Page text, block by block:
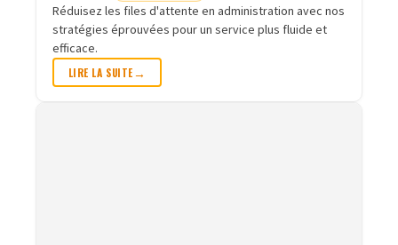
Réduisez les files d'attente en administration avec nos
stratégies éprouvées pour un service plus fluide et
efficace.
LIRE LA SUITE